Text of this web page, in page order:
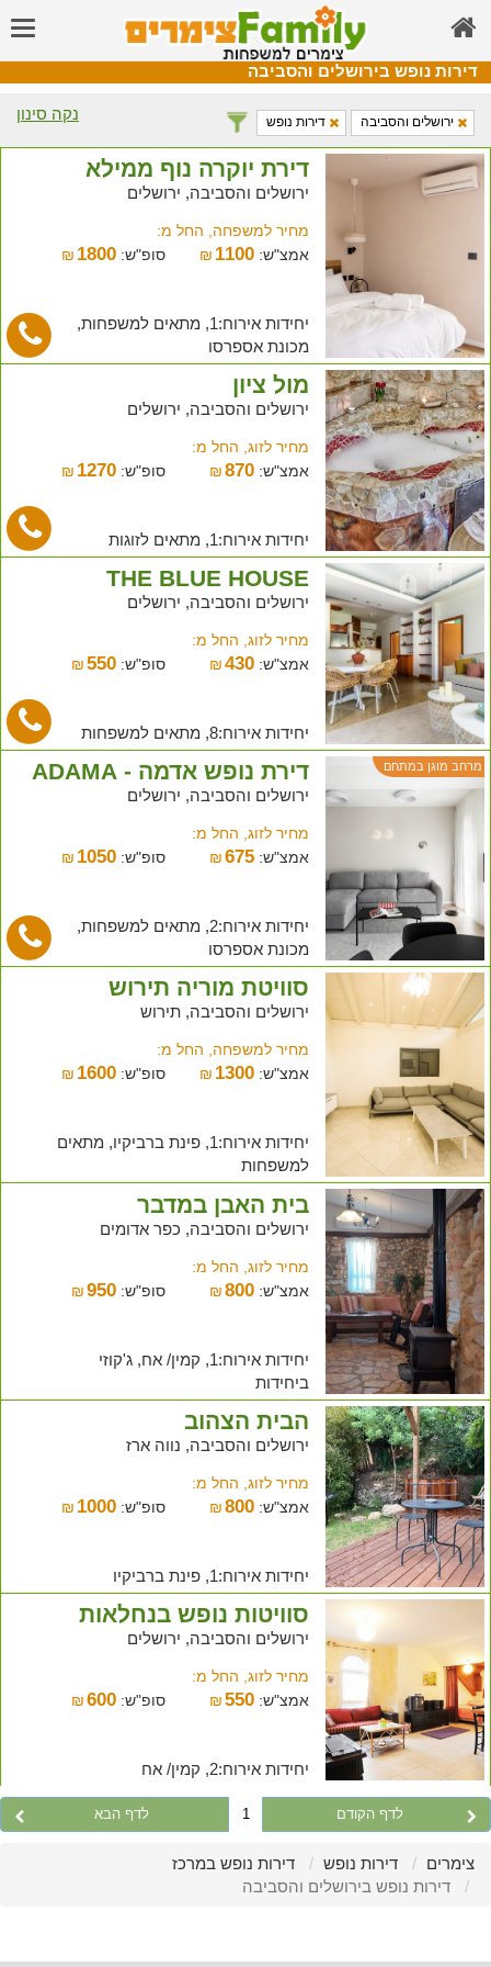
דירות נופש בירושלים והסביבה
נקה סינון ירושלים והסביבה דירות נופש
דירת יוקרה נוף ממילא
ירושלים והסביבה, ירושלים
מחיר למשפחה, החל מ:
אמצ"ש:
₪ 1100 סופ"ש: ₪ 1800
יחידות אירוח:1, מתאים למשפחות,
מכונת אספרסו
מול ציון
ירושלים והסביבה, ירושלים
מחיר לזוג, החל מ:
אמצ"ש:
₪870 סופ"ש: ₪ 1270
יחידות אירוח:1, מתאים לזוגות
THE BLUE HOUSE
ירושלים והסביבה, ירושלים
מחיר לזוג, החל מ:
אמצ"ש:
₪430 סופ"ש: ₪ 550
יחידות אירוח:8, מתאים למשפחות
מרחב מוגן במתחם דירת נופש אדמה - ADAMA
ירושלים והסביבה, ירושלים
מחיר לזוג, החל מ:
אמצ"ש:
₪675 סופ"ש: ₪ 1050
יחידות אירוח:2, מתאים למשפחות,
מכונת אספרסו
סוויטת מוריה תירוש
ירושלים והסביבה, תירוש
מחיר למשפחה, החל מ:
אמצ"ש:
₪ 1300 סופ"ש: ₪ 1600
יחידות אירוח:1, פינת ברביקיו, מתאים
למשפחות
בית האבן במדבר
ירושלים והסביבה, כפר אדומים
מחיר לזוג, החל מ:
אמצ"ש:
₪800 סופ"ש: ₪ 950
יחידות אירוח:1, קמין/ אח, ג'קוזי
ביחידות
הבית הצהוב
ירושלים והסביבה, נווה ארז
מחיר לזוג, החל מ:
אמצ"ש:
₪800 סופ"ש: ₪ 1000
יחידות אירוח:1, פינת ברביקיו
סוויטות נופש בנחלאות
ירושלים והסביבה, ירושלים
מחיר לזוג, החל מ:
אמצ"ש:
₪550 סופ"ש: ₪ 600
יחידות אירוח:2, קמין/ אח
לדף הקודם 1 לדף הבא
צימרים דירות נופש
דירות נופש במרכז
דירות נופש בירושלים והסביבה